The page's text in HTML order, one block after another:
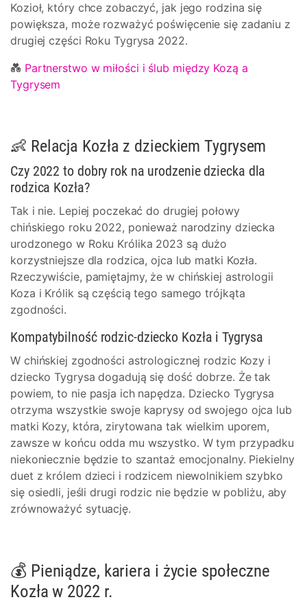
Kozioł, który chce zobaczyć, jak jego rodzina się
powiększa, może rozważyć poświęcenie się zadaniu z
drugiej części Roku Tygrysa 2022.
💑 Partnerstwo w miłości i ślub między Kozą a
Tygrysem
👶 Relacja Kozła z dzieckiem Tygrysem
Czy 2022 to dobry rok na urodzenie dziecka dla
rodzica Kozła?
Tak i nie. Lepiej poczekać do drugiej połowy
chińskiego roku 2022, ponieważ narodziny dziecka
urodzonego w Roku Królika 2023 są dużo
korzystniejsze dla rodzica, ojca lub matki Kozła.
Rzeczywiście, pamiętajmy, że w chińskiej astrologii
Koza i Królik są częścią tego samego trójkąta
zgodności.
Kompatybilność rodzic-dziecko Kozła i Tygrysa
W chińskiej zgodności astrologicznej rodzic Kozy i
dziecko Tygrysa dogadują się dość dobrze. Że tak
powiem, to nie pasja ich napędza. Dziecko Tygrysa
otrzyma wszystkie swoje kaprysy od swojego ojca lub
matki Kozy, która, zirytowana tak wielkim uporem,
zawsze w końcu odda mu wszystko. W tym przypadku
niekoniecznie będzie to szantaż emocjonalny. Piekielny
duet z królem dzieci i rodzicem niewolnikiem szybko
się osiedli, jeśli drugi rodzic nie będzie w pobliżu, aby
zrównoważyć sytuację.
💰 Pieniądze, kariera i życie społeczne
Kozła w 2022 r.